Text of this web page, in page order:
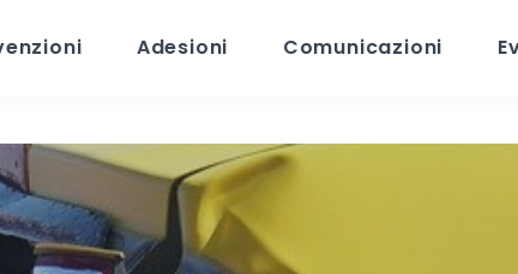
Adesioni Comunicazioni